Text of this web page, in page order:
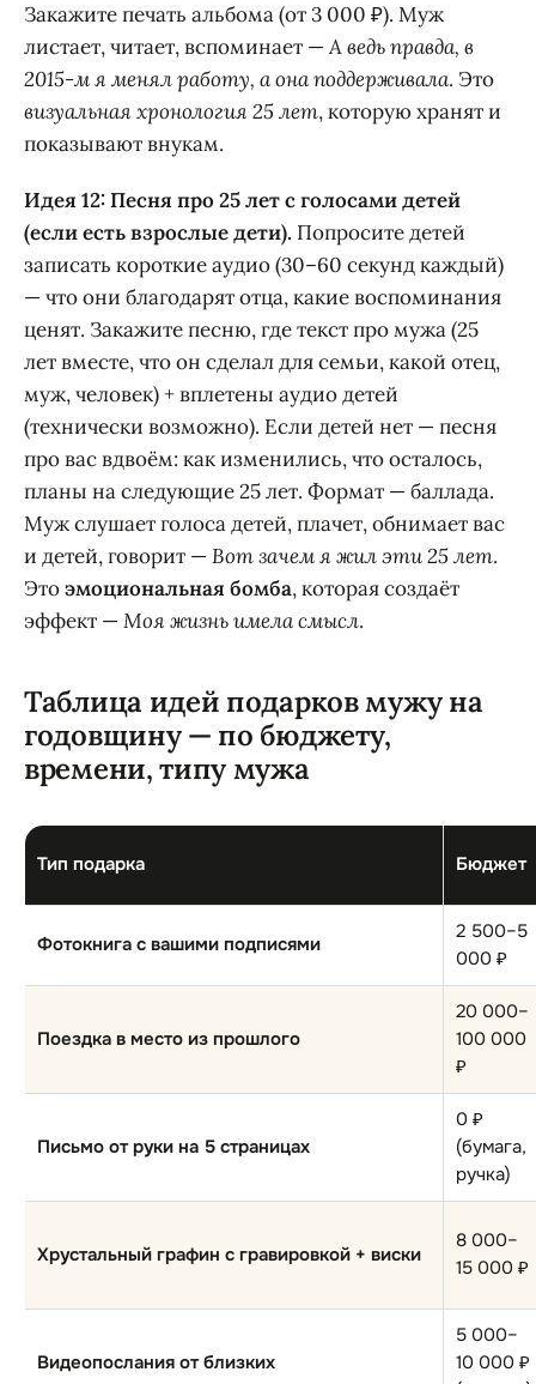
Закажите печать альбома (от 3 000 ₽). Муж
листает, читает, вспоминает —А ведь правда, в
2015-м я менял работу, а она поддерживала. Это
визуальная хронология 25 лет, которую хранят и
показывают внукам.
Идея 12: Песня про 25 лет с голосами детей
(если есть взрослые дети). Попросите детей
записать короткие аудио (30–60 секунд каждый)
— что они благодарят отца, какие воспоминания
ценят. Закажите песню, где текст про мужа (25
лет вместе, что он сделал для семьи, какой отец,
муж, человек) + вплетены аудио детей
(технически возможно). Если детей нет — песня
про вас вдвоём: как изменились, что осталось,
планы на следующие 25 лет. Формат — баллада.
Муж слушает голоса детей, плачет, обнимает вас
и детей, говорит —Вот зачем я жил эти 25 лет.
Этоэмоциональная бомба, которая создаёт
эффект —Моя жизнь имела смысл.
Таблица идей подарков мужу на
годовщину — по бюджету,
времени, типу мужа
Тип подарка Бюджет
Фотокнига с вашими подписями
2 500–5
000 ₽
Поездка в место из прошлого
20 000–
100 000
₽
Письмо от руки на 5 страницах
0 ₽
(бумага,
ручка)
Хрустальный графин с гравировкой + виски
8 000–
15 000 ₽
Видеопослания от близких
5 000–
10 000 ₽